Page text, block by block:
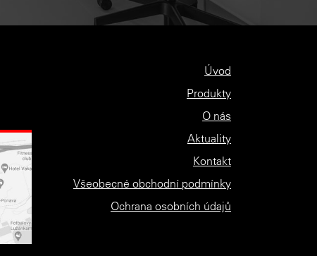
Úvod
Produkty
O nás
Aktuality
Kontakt
Všeobecné obchodní podmínky
Ochrana osobních údajů